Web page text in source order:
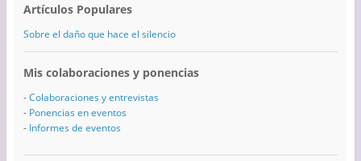
Artículos Populares
Sobre el daño que hace el silencio
Mis colaboraciones y ponencias
-Colaboraciones y entrevistas
- Ponencias en eventos
- Informes de eventos